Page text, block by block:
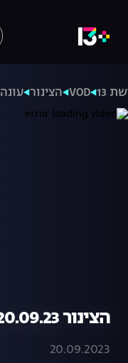
13
VOD הצינור עונה 1
הצינור 20.09.23 - דוואבשה בכנסת
20.09.2023